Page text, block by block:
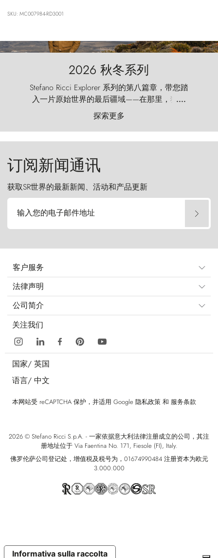
SKU: MC007984-RD3001
2026 秋冬系列
Stefano Ricci Explorer 系列的第八篇章，带您踏
入一片原始世界的最后疆域——在那里，狂风
以远古的怒号雕琢着自然，而百内塔（Torres
del Paine）则宛如石砌的哨兵，傲然向苍穹发
起挑战。
....
探索更多
订阅新闻通讯
获取SR世界的最新新闻、活动和产品更新
输入您的电子邮件地址
客户服务
法律声明
公司简介
关注我们
国家/ 英国
语言/ 中文
本网站受 reCAPTCHA 保护，并适用 Google 隐私政策 和 服务条款
2026 © Stefano Ricci S.p.A. - 一家依据意大利法律注册成立的公司，其注
册地址位于 Via Faentina No. 171, Fiesole (FI), Italy.
佛罗伦萨公司登记处，增值税及税号为，01674990484 注册资本为欧元
3.000.000
Informativa sulla raccolta